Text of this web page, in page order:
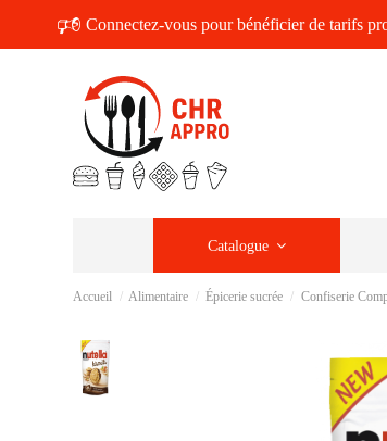
🕫 Connectez-vous pour bénéficier de tarifs
Catalogue
Accueil Alimentaire Épicerie sucrée Confiserie